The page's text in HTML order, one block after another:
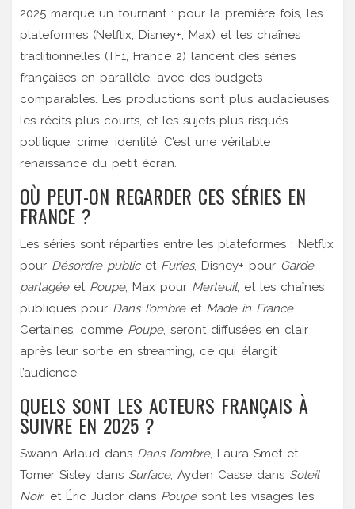
2025 marque un tournant : pour la première fois, les
plateformes (Netflix, Disney+, Max) et les chaînes
traditionnelles (TF1, France 2) lancent des séries
françaises en parallèle, avec des budgets
comparables. Les productions sont plus audacieuses,
les récits plus courts, et les sujets plus risqués —
politique, crime, identité. C’est une véritable
renaissance du petit écran.
OÙ PEUT-ON REGARDER CES SÉRIES EN
FRANCE ?
Les séries sont réparties entre les plateformes : Netflix
pour Désordre publicet Furies, Disney+ pour Garde
partagéeet Poupe, Max pour Merteuil, et les chaînes
publiques pour Dans l’ombreet Made in France.
Certaines, comme Poupe, seront diffusées en clair
après leur sortie en streaming, ce qui élargit
l’audience.
QUELS SONT LES ACTEURS FRANÇAIS À
SUIVRE EN 2025 ?
Swann Arlaud dans Dans l’ombre, Laura Smet et
Tomer Sisley dans Surface, Ayden Casse dans Soleil
Noir, et Éric Judor dans Poupesont les visages les